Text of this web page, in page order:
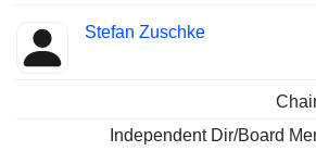
Stefan Zuschke
Independent Dir/Board